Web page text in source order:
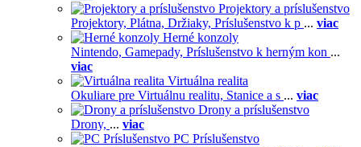
Projektory a príslušenstvo
Projektory, Plátna, Držiaky, Príslušenstvo k p ... viac
Herné konzoly
Nintendo, Gamepady, Príslušenstvo k herným kon ...
viac
Virtuálna realita
Okuliare pre Virtuálnu realitu, Stanice a s ... viac
Drony a príslušenstvo
Drony, ... viac
PC Príslušenstvo